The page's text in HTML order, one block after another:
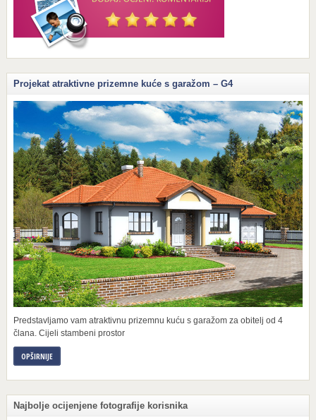
Projekat atraktivne prizemne kuće s garažom – G4
Predstavljamo vam atraktivnu prizemnu kuću s garažom za obitelj od 4
člana. Cijeli stambeni prostor
OPŠIRNIJE
Najbolje ocijenjene fotografije korisnika